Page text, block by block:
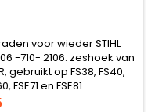
voor wieder STIHL
-710- 2106. zeshoek van
gebruikt op FS38, FS40,
FSE71 en FSE81.